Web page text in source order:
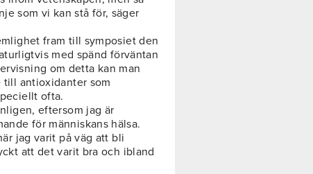
som vi kan stå för, säger
fram till symposiet den
med spänd förväntan
om detta kan man
till antioxidanter som
ofta.
eftersom jag är
för människans hälsa.
jag varit på väg att bli
att det varit bra och ibland